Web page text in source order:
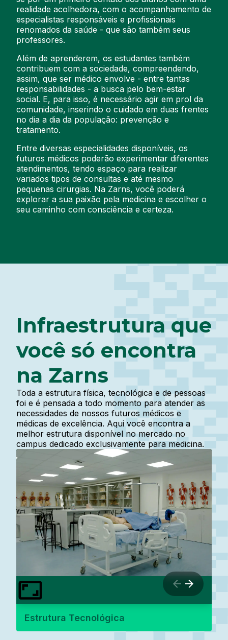
realidade acolhedora, com o acompanhamento de
especialistas responsáveis e profissionais
renomados da saúde - que são também seus
professores.
Além de aprenderem, os estudantes também
contribuem com a sociedade, compreendendo,
assim, que ser médico envolve - entre tantas
responsabilidades - a busca pelo bem-estar
social. E, para isso, é necessário agir em prol da
comunidade, inserindo o cuidado em duas frentes
no dia a dia da população: prevenção e
tratamento.
Entre diversas especialidades disponíveis, os
futuros médicos poderão experimentar diferentes
atendimentos, tendo espaço para realizar
variados tipos de consultas e até mesmo
pequenas cirurgias. Na Zarns, você poderá
explorar a sua paixão pela medicina e escolher o
seu caminho com consciência e certeza.
Infraestrutura que
você só encontra
na Zarns
Toda a estrutura física, tecnológica e de pessoas
foi e é pensada a todo momento para atender as
necessidades de nossos futuros médicos e
médicas de excelência. Aqui você encontra a
melhor estrutura disponível no mercado no
campus dedicado exclusivamente para medicina.
Estrutura Tecnológica